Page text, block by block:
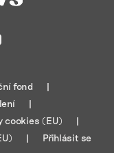
YouTube
fond
cookies (EU)
Přihlásit se